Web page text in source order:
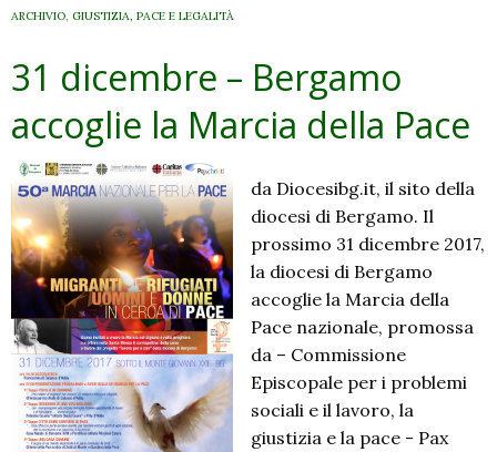
ARCHIVIO, GIUSTIZIA, PACE E LEGALITÀ
31 dicembre – Bergamo
accoglie la Marcia della Pace
da Diocesibg.it, il sito della
diocesi di Bergamo. Il
prossimo 31 dicembre 2017,
la diocesi di Bergamo
accoglie la Marcia della
Pace nazionale, promossa
da – Commissione
Episcopale per i problemi
sociali e il lavoro, la
giustizia e la pace ​- Pax